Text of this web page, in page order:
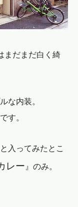
まだまだ白く綺
な内装。
す。
入ってみたとこ
レー』のみ。